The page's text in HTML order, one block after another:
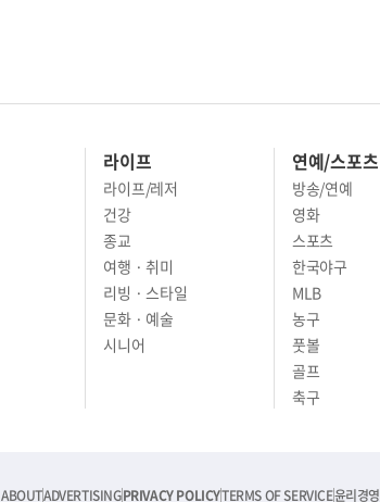
라이프
라이프/레저
건강
종교
여행 · 취미
리빙 · 스타일
문화 · 예술
시니어
연예/스포츠
방송/연예
영화
스포츠
한국야구
MLB
농구
풋볼
골프
축구
ABOUTADVERTISINGPRIVACY POLICYTERMS OF SERVICE윤리경영